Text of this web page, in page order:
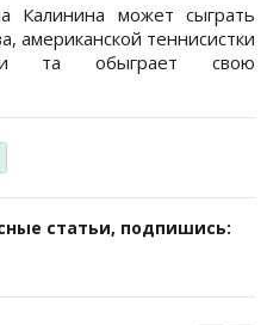
Калинина может сыграть
американской теннисистки
та обыграет свою
статьи, подпишись: